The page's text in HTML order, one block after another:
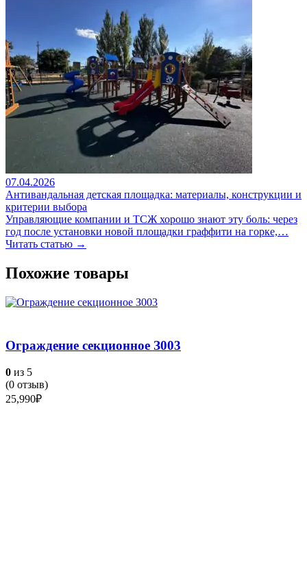
07.04.2026
Антивандальная детская площадка: материалы, конструкции и
критерии выбора
Управляющие компании и ТСЖ хорошо знают эту боль: через
год после установки новой площадки граффити на горке,…
Читать статью →
Похожие товары
Ограждение секционное З003
0 из 5
(0 отзыв)
25,990₽